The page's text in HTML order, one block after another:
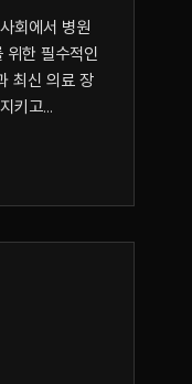
회에서 병원
위한 필수적인
최신 의료 장
키고...